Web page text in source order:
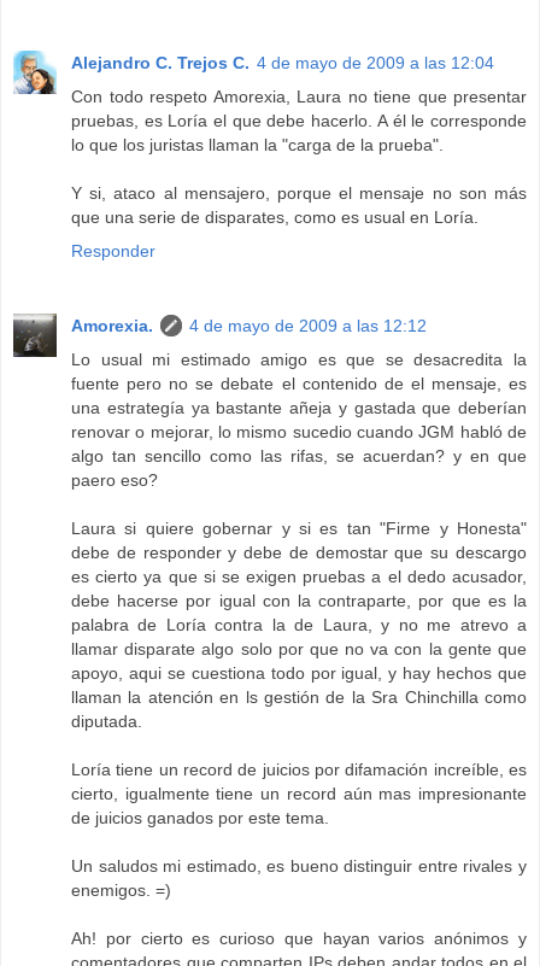
Alejandro C. Trejos C. 4 de mayo de 2009 a las 12:04
Con todo respeto Amorexia, Laura no tiene que presentar
pruebas, es Loría el que debe hacerlo. A él le corresponde
lo que los juristas llaman la "carga de la prueba".
Y si, ataco al mensajero, porque el mensaje no son más
que una serie de disparates, como es usual en Loría.
Responder
Amorexia.
4 de mayo de 2009 a las 12:12
Lo usual mi estimado amigo es que se desacredita la
fuente pero no se debate el contenido de el mensaje, es
una estrategía ya bastante añeja y gastada que deberían
renovar o mejorar, lo mismo sucedio cuando JGM habló de
algo tan sencillo como las rifas, se acuerdan? y en que
paero eso?
Laura si quiere gobernar y si es tan "Firme y Honesta"
debe de responder y debe de demostar que su descargo
es cierto ya que si se exigen pruebas a el dedo acusador,
debe hacerse por igual con la contraparte, por que es la
palabra de Loría contra la de Laura, y no me atrevo a
llamar disparate algo solo por que no va con la gente que
apoyo, aqui se cuestiona todo por igual, y hay hechos que
llaman la atención en ls gestión de la Sra Chinchilla como
diputada.
Loría tiene un record de juicios por difamación increíble, es
cierto, igualmente tiene un record aún mas impresionante
de juicios ganados por este tema.
Un saludos mi estimado, es bueno distinguir entre rivales y
enemigos. =)
Ah! por cierto es curioso que hayan varios anónimos y